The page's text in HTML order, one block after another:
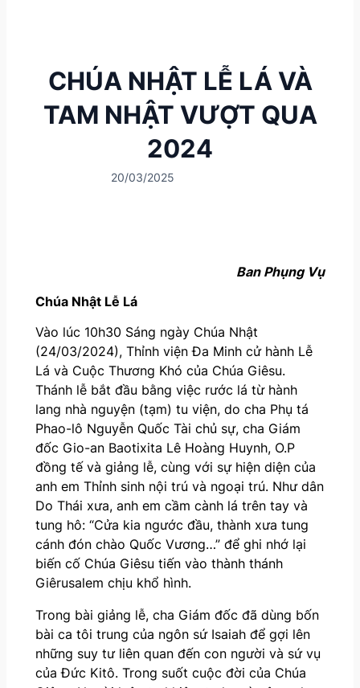
CHÚA NHẬT LỄ LÁ VÀ
TAM NHẬT VƯỢT QUA
2024
20/03/2025
Ban Phụng Vụ
Chúa Nhật Lễ Lá
Vào lúc 10h30 Sáng ngày Chúa Nhật
(24/03/2024), Thỉnh viện Đa Minh cử hành Lễ
Lá và Cuộc Thương Khó của Chúa Giêsu.
Thánh lễ bắt đầu bằng việc rước lá từ hành
lang nhà nguyện (tạm) tu viện, do cha Phụ tá
Phao-lô Nguyễn Quốc Tài chủ sự, cha Giám
đốc Gio-an Baotixita Lê Hoàng Huynh, O.P
đồng tế và giảng lễ, cùng với sự hiện diện của
anh em Thỉnh sinh nội trú và ngoại trú. Như dân
Do Thái xưa, anh em cầm cành lá trên tay và
tung hô: “Cửa kia ngước đầu, thành xưa tung
cánh đón chào Quốc Vương…” để ghi nhớ lại
biến cố Chúa Giêsu tiến vào thành thánh
Giêrusalem chịu khổ hình.
Trong bài giảng lễ, cha Giám đốc đã dùng bốn
bài ca tôi trung của ngôn sứ Isaiah để gợi lên
những suy tư liên quan đến con người và sứ vụ
của Đức Kitô. Trong suốt cuộc đời của Chúa